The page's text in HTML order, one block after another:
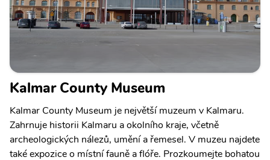
Kalmar County Museum
Kalmar County Museum je největší muzeum v Kalmaru.
Zahrnuje historii Kalmaru a okolního kraje, včetně
archeologických nálezů, umění a řemesel. V muzeu najdete
také expozice o místní fauně a flóře. Prozkoumejte bohatou